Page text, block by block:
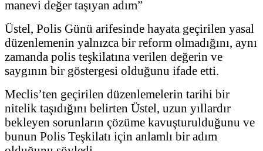
manevi değer taşıyan adım”
Üstel, Polis Günü arifesinde hayata geçirilen yasal
düzenlemenin yalnızca bir reform olmadığını, aynı
zamanda polis teşkilatına verilen değerin ve
saygının bir göstergesi olduğunu ifade etti.
Meclis’ten geçirilen düzenlemelerin tarihi bir
nitelik taşıdığını belirten Üstel, uzun yıllardır
bekleyen sorunların çözüme kavuşturulduğunu ve
bunun Polis Teşkilatı için anlamlı bir adım